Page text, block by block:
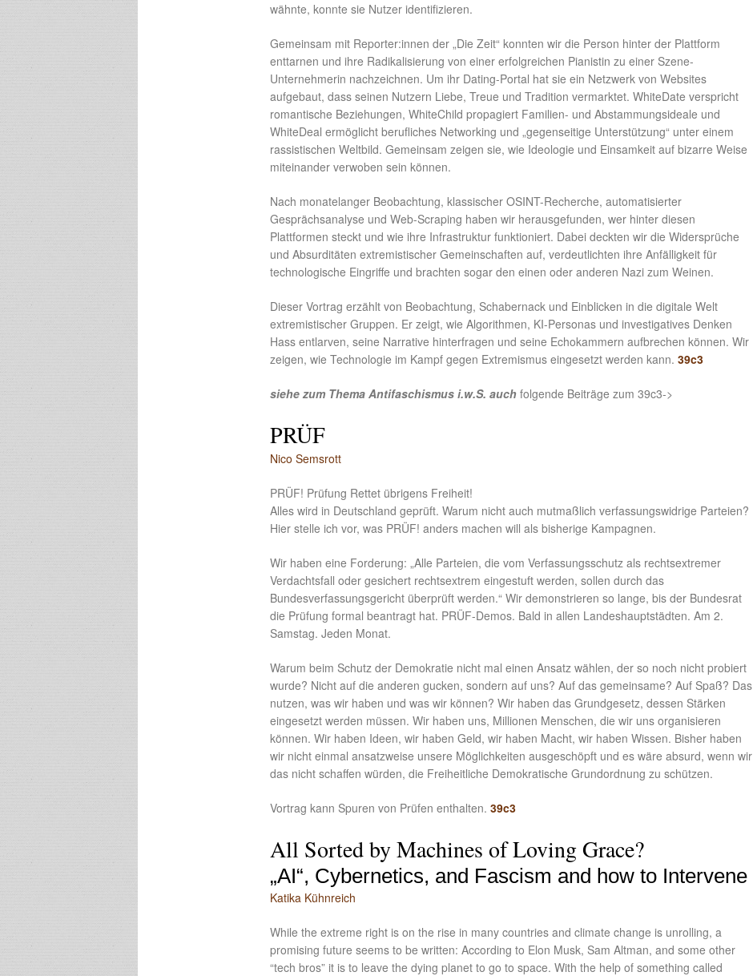
wähnte, konnte sie Nutzer identifizieren.
Gemeinsam mit Reporter:innen der „Die Zeit“ konnten wir die Person hinter der Plattform
enttarnen und ihre Radikalisierung von einer erfolgreichen Pianistin zu einer Szene-
Unternehmerin nachzeichnen. Um ihr Dating-Portal hat sie ein Netzwerk von Websites
aufgebaut, dass seinen Nutzern Liebe, Treue und Tradition vermarktet. WhiteDate verspricht
romantische Beziehungen, WhiteChild propagiert Familien- und Abstammungsideale und
WhiteDeal ermöglicht berufliches Networking und „gegenseitige Unterstützung“ unter einem
rassistischen Weltbild. Gemeinsam zeigen sie, wie Ideologie und Einsamkeit auf bizarre Weise
miteinander verwoben sein können.
Nach monatelanger Beobachtung, klassischer OSINT-Recherche, automatisierter
Gesprächsanalyse und Web-Scraping haben wir herausgefunden, wer hinter diesen
Plattformen steckt und wie ihre Infrastruktur funktioniert. Dabei deckten wir die Widersprüche
und Absurditäten extremistischer Gemeinschaften auf, verdeutlichten ihre Anfälligkeit für
technologische Eingriffe und brachten sogar den einen oder anderen Nazi zum Weinen.
Dieser Vortrag erzählt von Beobachtung, Schabernack und Einblicken in die digitale Welt
extremistischer Gruppen. Er zeigt, wie Algorithmen, KI-Personas und investigatives Denken
Hass entlarven, seine Narrative hinterfragen und seine Echokammern aufbrechen können. Wir
zeigen, wie Technologie im Kampf gegen Extremismus eingesetzt werden kann. 39c3
siehe zum Thema Antifaschismus i.w.S. auch folgende Beiträge zum 39c3->
PRÜF
Nico Semsrott
PRÜF! Prüfung Rettet übrigens Freiheit!
Alles wird in Deutschland geprüft. Warum nicht auch mutmaßlich verfassungswidrige Parteien?
Hier stelle ich vor, was PRÜF! anders machen will als bisherige Kampagnen.
Wir haben eine Forderung: „Alle Parteien, die vom Verfassungsschutz als rechtsextremer
Verdachtsfall oder gesichert rechtsextrem eingestuft werden, sollen durch das
Bundesverfassungsgericht überprüft werden.“ Wir demonstrieren so lange, bis der Bundesrat
die Prüfung formal beantragt hat. PRÜF-Demos. Bald in allen Landeshauptstädten. Am 2.
Samstag. Jeden Monat.
Warum beim Schutz der Demokratie nicht mal einen Ansatz wählen, der so noch nicht probiert
wurde? Nicht auf die anderen gucken, sondern auf uns? Auf das gemeinsame? Auf Spaß? Das
nutzen, was wir haben und was wir können? Wir haben das Grundgesetz, dessen Stärken
eingesetzt werden müssen. Wir haben uns, Millionen Menschen, die wir uns organisieren
können. Wir haben Ideen, wir haben Geld, wir haben Macht, wir haben Wissen. Bisher haben
wir nicht einmal ansatzweise unsere Möglichkeiten ausgeschöpft und es wäre absurd, wenn wir
das nicht schaffen würden, die Freiheitliche Demokratische Grundordnung zu schützen.
Vortrag kann Spuren von Prüfen enthalten. 39c3
All Sorted by Machines of Loving Grace?
„AI“, Cybernetics, and Fascism and how to Intervene
Katika Kühnreich
While the extreme right is on the rise in many countries and climate change is unrolling, a
promising future seems to be written: According to Elon Musk, Sam Altman, and some other
“tech bros” it is to leave the dying planet to go to space. With the help of something called